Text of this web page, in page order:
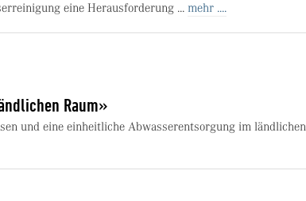
eine Herausforderung ... mehr ....
Raum»
und eine einheitliche Abwasserentsorgung im ländlichen